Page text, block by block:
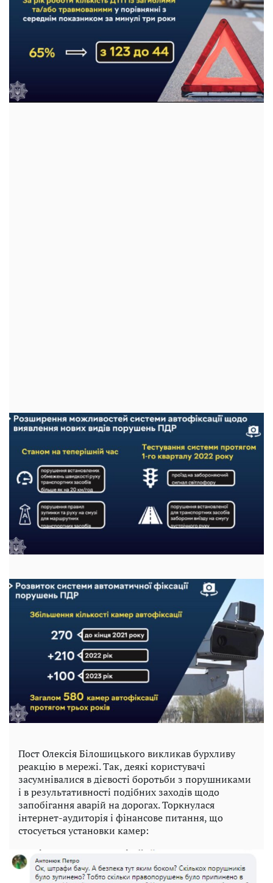
Пост Олексія Білошицького викликав бурхливу
реакцію в мережі. Так, деякі користувачі
засумнівалися в дієвості боротьби з порушниками
і в результативності подібних заходів щодо
запобігання аварій на дорогах. Торкнулася
інтернет-аудиторія і фінансове питання, що
стосується установки камер: